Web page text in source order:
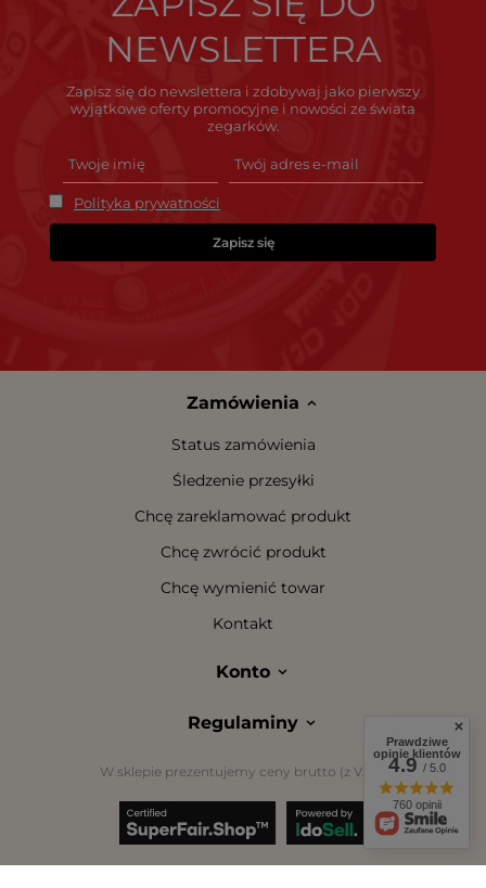
NEWSLETTERA
Zapisz się do newslettera i zdobywaj jako pierwszy
wyjątkowe oferty promocyjne i nowości ze świata
zegarków.
Polityka prywatności
Zapisz się
Zamówienia
Status zamówienia
Śledzenie przesyłki
Chcę zareklamować produkt
Chcę zwrócić produkt
Chcę wymienić towar
Kontakt
Konto
Regulaminy
W sklepie prezentujemy ceny brutto (z VAT).
Prawdziwe
opinie klientów
4.9/ 5.0
760 opinii